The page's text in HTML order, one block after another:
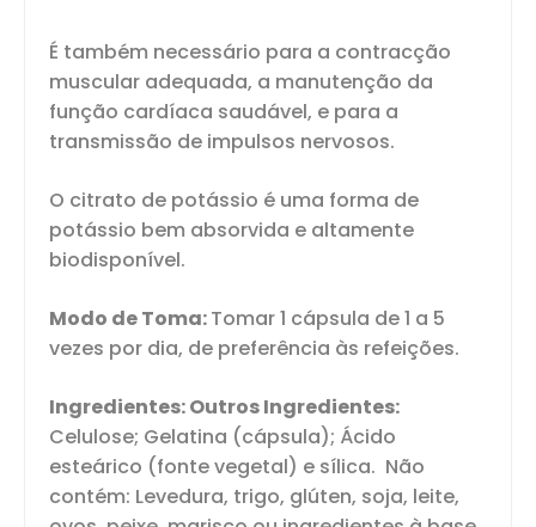
É também necessário para a contracção
muscular adequada, a manutenção da
função cardíaca saudável, e para a
transmissão de impulsos nervosos.
O citrato de potássio é uma forma de
potássio bem absorvida e altamente
biodisponível.
Modo de Toma:Tomar 1 cápsula de 1 a 5
vezes por dia, de preferência às refeições.
Ingredientes: Outros Ingredientes:
Celulose; Gelatina (cápsula); Ácido
esteárico (fonte vegetal) e sílica. Não
contém: Levedura, trigo, glúten, soja, leite,